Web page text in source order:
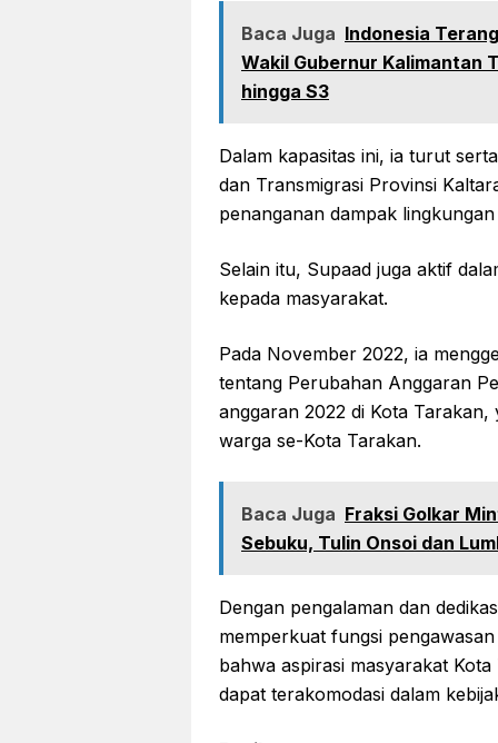
Baca Juga Indonesia
Wakil Gubernur Kalimantan
hingga S3
Dalam kapasitas ini, ia turut
dan Transmigrasi Provinsi
penanganan dampak
Selain itu, Supaad juga aktif
kepada masyarakat.
Pada November 2022, ia
tentang Perubahan Anggaran
anggaran 2022 di Kota
warga se-Kota Tarakan.
Baca Juga Fraksi Golkar
Sebuku, Tulin Onsoi dan
Dengan pengalaman dan
memperkuat fungsi
bahwa aspirasi masyarakat
dapat terakomodasi dalam